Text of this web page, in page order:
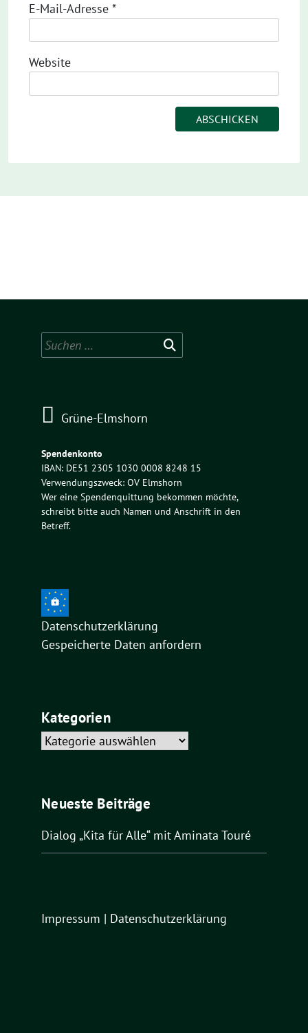
E-Mail-Adresse *
Website
Suchen
nach:
Grüne-Elmshorn
Spendenkonto
IBAN: DE51 2305 1030 0008 8248 15
Verwendungszweck: OV Elmshorn
Wer eine Spendenquittung bekommen möchte,
schreibt bitte auch Namen und Anschrift in den
Betreff.
Datenschutzerklärung
Gespeicherte Daten anfordern
Kategorien
Kategorien
Neueste Beiträge
Dialog „Kita für Alle“ mit Aminata Touré
Impressum | Datenschutzerklärung